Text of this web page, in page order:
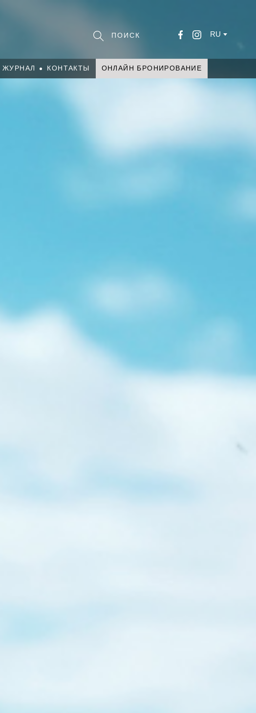
RU
ЖУРНАЛ КОНТАКТЫ ОНЛАЙН БРОНИРОВАНИЕ